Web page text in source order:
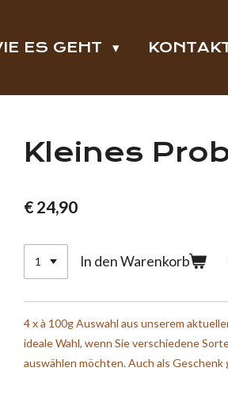
ES GEHT
Kleines
€ 24,90
In den Warenkorb
4 x à 100g Auswahl aus unserem
ideale Wahl, wenn Sie verschiedene
auswählen möchten.Auch als Geschenk